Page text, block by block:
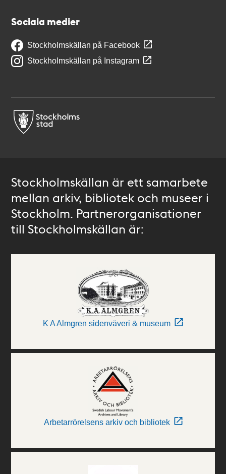
Sociala medier
Stockholmskällan på Facebook
Stockholmskällan på Instagram
Stockholmskällan är ett samarbete
mellan arkiv, bibliotek och museer i
Stockholm. Partnerorganisationer
till Stockholmskällan är:
K A Almgren sidenväveri & museum
Arbetarrörelsens arkiv och bibliotek